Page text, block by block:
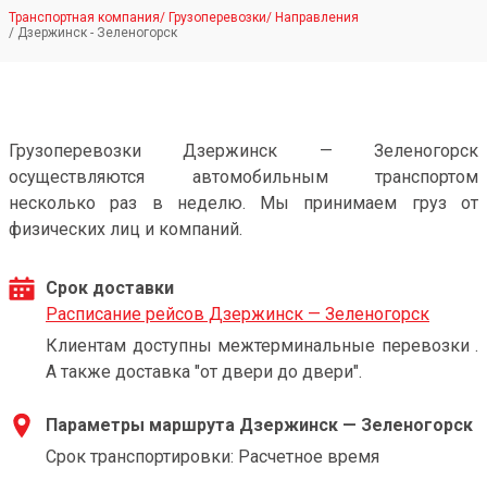
Транспортная компания/ Грузоперевозки/ Направления
/ Дзержинск - Зеленогорск
Грузоперевозки Дзержинск — Зеленогорск
осуществляются автомобильным транспортом
несколько раз в неделю. Мы принимаем груз от
физических лиц и компаний.
Срок доставки
Расписание рейсов Дзержинск — Зеленогорск
Клиентам доступны межтерминальные перевозки .
А также доставка "от двери до двери".
Параметры маршрута Дзержинск — Зеленогорск
Срок транспортировки: Расчетное время